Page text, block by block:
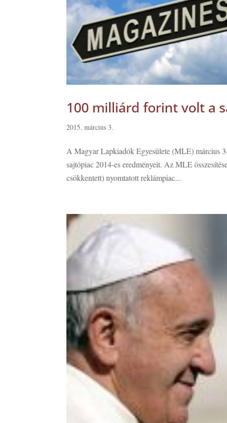
100 milliárd forint volt a
2015. március 3.
A Magyar Lapkiadók Egyesülete (MLE) március
sajtópiac 2014-es eredményeit. Az MLE
csökkentett) nyomtatott reklámpiac...